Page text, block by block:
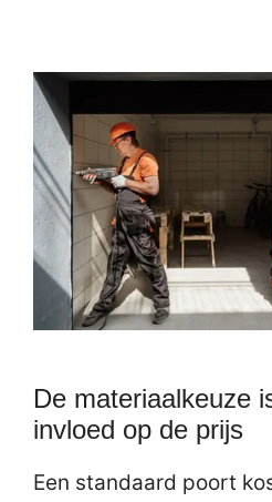
De materiaalkeuze
invloed op de prijs
Een standaard poort